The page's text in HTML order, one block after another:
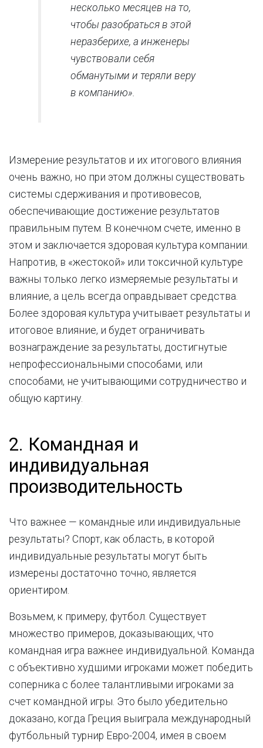
несколько месяцев на то,
чтобы разобраться в этой
неразберихе, а инженеры
чувствовали себя
обманутыми и теряли веру
в компанию».
Измерение результатов и их итогового влияния
очень важно, но при этом должны существовать
системы сдерживания и противовесов,
обеспечивающие достижение результатов
правильным путем. В конечном счете, именно в
этом и заключается здоровая культура компании.
Напротив, в «жестокой» или токсичной культуре
важны только легко измеряемые результаты и
влияние, а цель всегда оправдывает средства.
Более здоровая культура учитывает результаты и
итоговое влияние, и будет ограничивать
вознаграждение за результаты, достигнутые
непрофессиональными способами, или
способами, не учитывающими сотрудничество и
общую картину.
2. Командная и
индивидуальная
производительность
Что важнее — командные или индивидуальные
результаты? Спорт, как область, в которой
индивидуальные результаты могут быть
измерены достаточно точно, является
ориентиром.
Возьмем, к примеру, футбол. Существует
множество примеров, доказывающих, что
командная игра важнее индивидуальной. Команда
с объективно худшими игроками может победить
соперника с более талантливыми игроками за
счет командной игры. Это было убедительно
доказано, когда Греция выиграла международный
футбольный турнир Евро-2004, имея в своем